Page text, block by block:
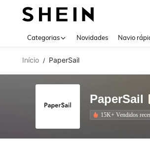
Categorias Novidades Navio
Início / PaperSail
PaperSail
15K+ Vendidos